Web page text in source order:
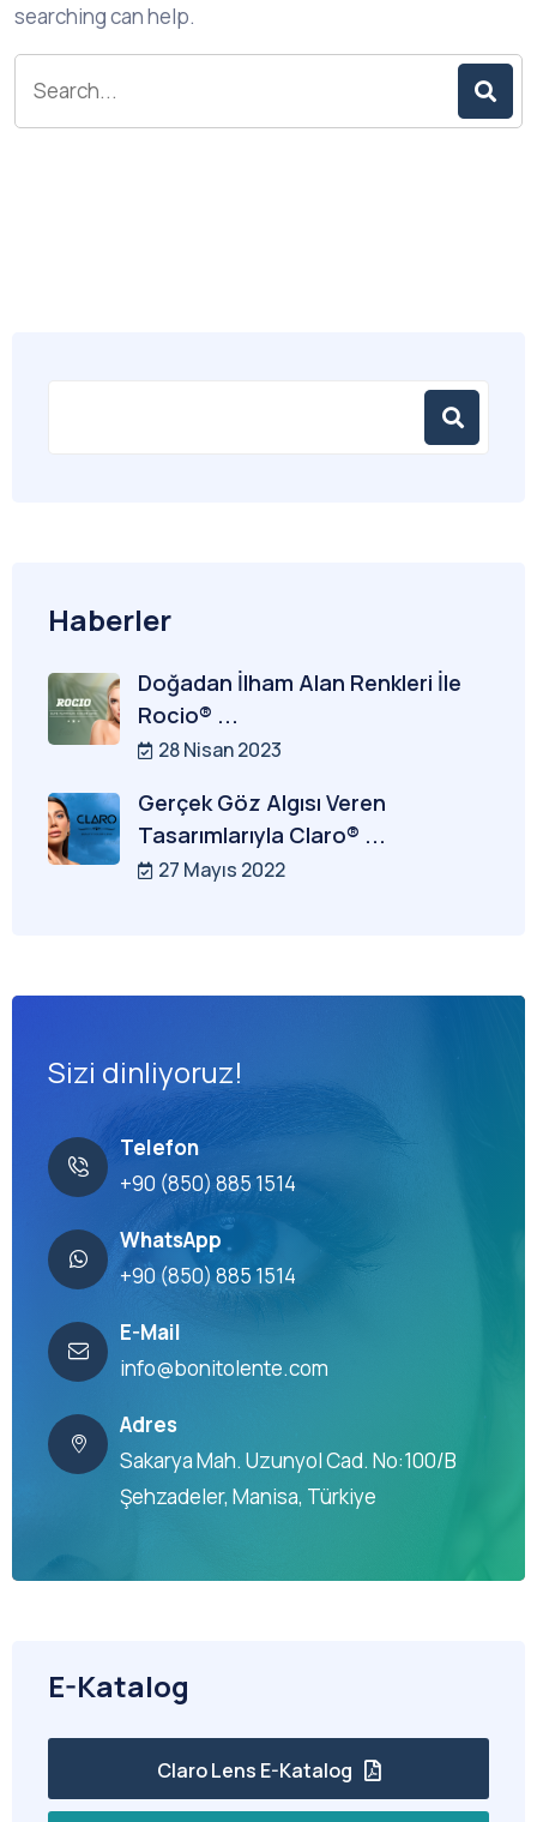
searching can help.
Haberler
Doğadan İlham Alan Renkleri İle
Rocio® ...
28 Nisan 2023
Gerçek Göz Algısı Veren
Tasarımlarıyla Claro® ...
27 Mayıs 2022
Sizi dinliyoruz!
Telefon
+90 (850) 885 1514
WhatsApp
+90 (850) 885 1514
E-Mail
info@bonitolente.com
Adres
Sakarya Mah. Uzunyol Cad. No:100/B
Şehzadeler, Manisa, Türkiye
E-Katalog
Claro Lens E-Katalog